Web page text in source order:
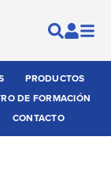
PRODUCTOS
DE FORMACIÓN
CONTACTO